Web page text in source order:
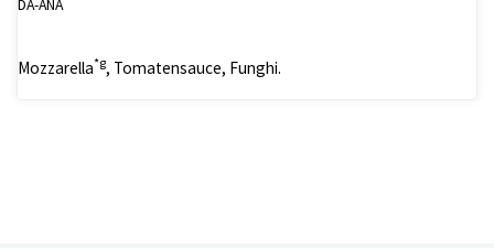
DA-ANA
Mozzarella*g, Tomatensauce, Funghi.